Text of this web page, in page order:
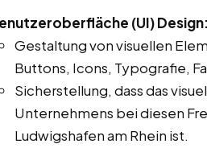
(UI) Design:
Gestaltung von visuellen
Buttons, Icons, Typografie,
Sicherstellung, dass das
Unternehmens bei diesen
Ludwigshafen am Rhein ist.